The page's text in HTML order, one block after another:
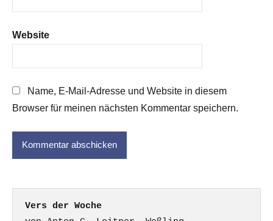
Website
Name, E-Mail-Adresse und Website in diesem
Browser für meinen nächsten Kommentar speichern.
Vers der Woche